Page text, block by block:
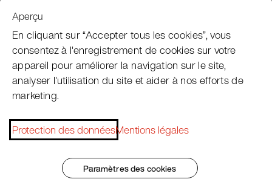
Service clientèle
Subscribe Pacojet Newsletter
Would you like to be regularly updated on news, event
Aperçu
En cliquant sur “Accepter tous les cookies”, vous
consentez à l'enregistrement de cookies sur votre
appareil pour améliorer la navigation sur le site,
analyser l'utilisation du site et aider à nos efforts de
marketing.
Protection des donnéesMentions légales
Paramètres des cookies